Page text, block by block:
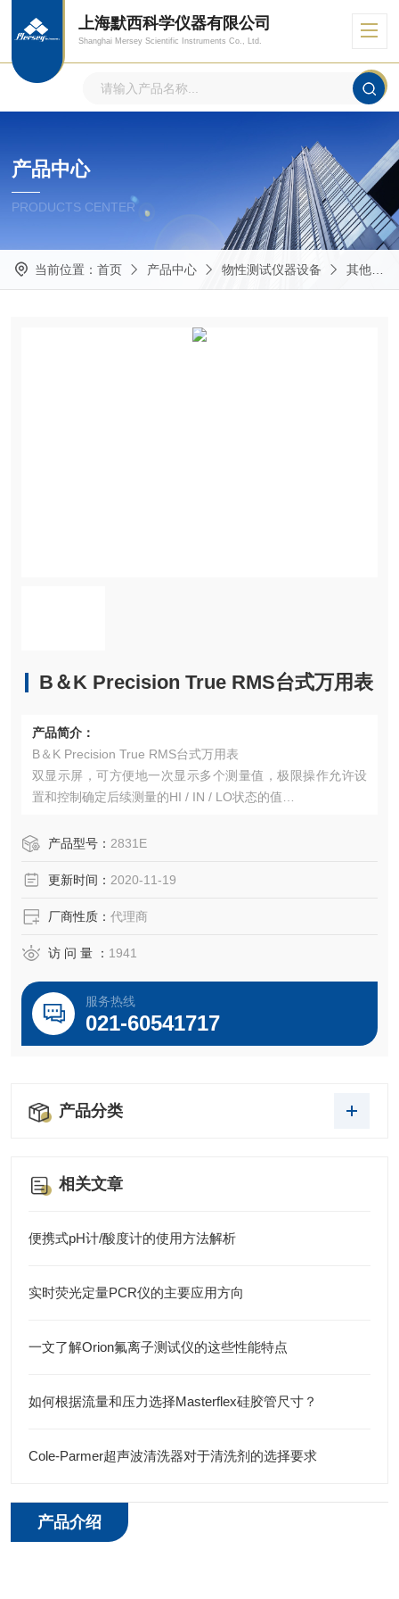
上海默西科学仪器有限公司
Shanghai Mersey Scientific Instruments Co., Ltd.
产品中心
PRODUCTS CENTER
当前位置： 首页 产品中心 物性测试仪器设备 其他物性分析仪器设备
B＆K Precision True RMS台式万用表
产品简介：
B＆K Precision True RMS台式万用表
双显示屏，可方便地一次显示多个测量值，极限操作允许设
置和控制确定后续测量的HI / IN / LO状态的值
制时发出声音警报，可使用行业标准的SCPI命令通过USB接
产品型号： 2831E
更新时间： 2020-11-19
厂商性质： 代理商
访 问 量 ： 1941
服务热线
021-60541717
产品分类
相关文章
便携式pH计/酸度计的使用方法解析
实时荧光定量PCR仪的主要应用方向
一文了解Orion氟离子测试仪的这些性能特点
如何根据流量和压力选择Masterflex硅胶管尺寸？
Cole-Parmer超声波清洗器对于清洗剂的选择要求
产品介绍